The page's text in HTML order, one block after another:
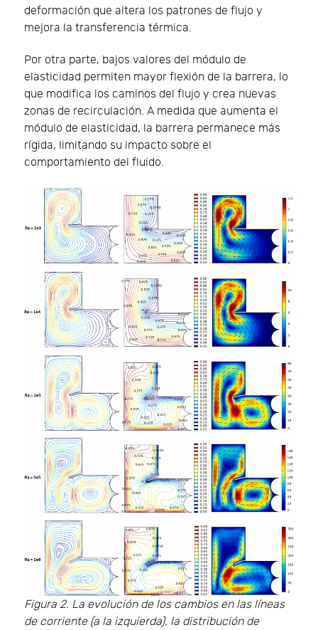
deformación que altera los patrones de flujo y
mejora la transferencia térmica.
Por otra parte, bajos valores del módulo de
elasticidad permiten mayor flexión de la barrera, lo
que modifica los caminos del flujo y crea nuevas
zonas de recirculación. A medida que aumenta el
módulo de elasticidad, la barrera permanece más
rígida, limitando su impacto sobre el
comportamiento del fluido.
Figura 2. La evolución de los cambios en las líneas
de corriente (a la izquierda), la distribución de